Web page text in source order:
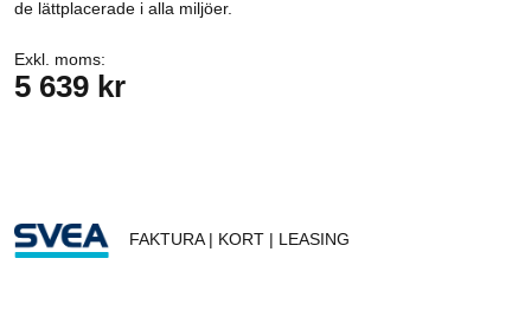
de lättplacerade i alla miljöer.
Exkl. moms:
5 639 kr
FAKTURA | KORT | LEASING